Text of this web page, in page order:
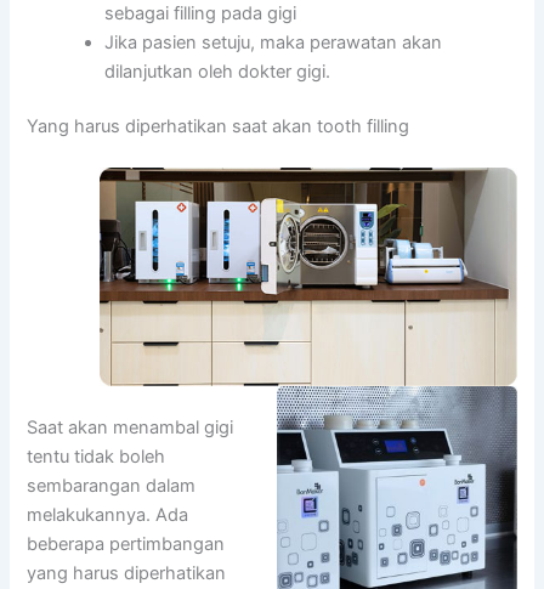
sebagai filling pada gigi
Jika pasien setuju, maka perawatan akan
dilanjutkan oleh dokter gigi.
Yang harus diperhatikan saat akan tooth filling
Saat akan menambal gigi
tentu tidak boleh
sembarangan dalam
melakukannya. Ada
beberapa pertimbangan
yang harus diperhatikan